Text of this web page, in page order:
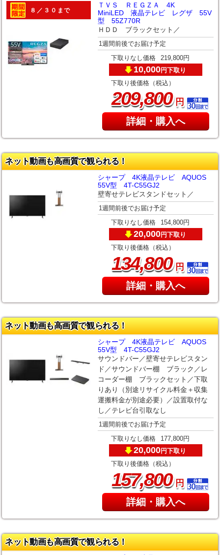
８／３０まで
ＴＶＳ ＲＥＧＺＡ 4K
MiniLED 液晶テレビ レグザ 55V
型 55Z770R
ＨＤＤ ブラックセット／
1週間前後でお届け予定
下取りなし価格 219,800円
10,000円下取り
下取り後価格（税込）
209,800円
詳細・購入へ
ネット動画も高画質で観られる！
シャープ 4K液晶テレビ AQUOS
55V型 4T-C55GJ2
壁寄せテレビスタンドセット／
1週間前後でお届け予定
下取りなし価格 154,800円
20,000円下取り
下取り後価格（税込）
134,800円
詳細・購入へ
ネット動画も高画質で観られる！
シャープ 4K液晶テレビ AQUOS
55V型 4T-C55GJ2
サウンドバー／壁寄せテレビスタン
ド／サウンドバー棚 ブラック／レ
コーダー棚 ブラックセット／下取
りあり（別途リサイクル料金＋収集
運搬料金が別途必要）／設置取付な
し／テレビ台引取なし
1週間前後でお届け予定
下取りなし価格 177,800円
20,000円下取り
下取り後価格（税込）
157,800円
詳細・購入へ
ネット動画も高画質で観られる！